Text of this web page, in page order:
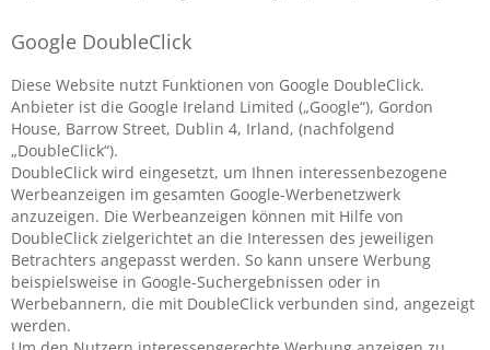
Google DoubleClick
Diese Website nutzt Funktionen von Google DoubleClick.
Anbieter ist die Google Ireland Limited („Google“), Gordon
House, Barrow Street, Dublin 4, Irland, (nachfolgend
„DoubleClick“).
DoubleClick wird eingesetzt, um Ihnen interessenbezogene
Werbeanzeigen im gesamten Google-Werbenetzwerk
anzuzeigen. Die Werbeanzeigen können mit Hilfe von
DoubleClick zielgerichtet an die Interessen des jeweiligen
Betrachters angepasst werden. So kann unsere Werbung
beispielsweise in Google-Suchergebnissen oder in
Werbebannern, die mit DoubleClick verbunden sind, angezeigt
werden.